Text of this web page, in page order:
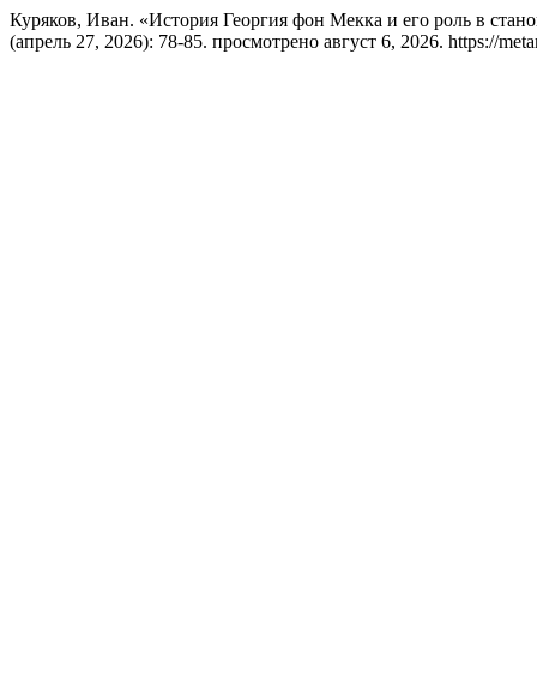
Куряков, Иван. «История Георгия фон Мекка и его роль в
(апрель 27, 2026): 78-85. просмотрено август 6, 2026. https://